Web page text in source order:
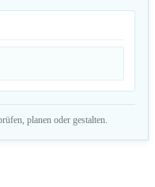
planen oder gestalten.